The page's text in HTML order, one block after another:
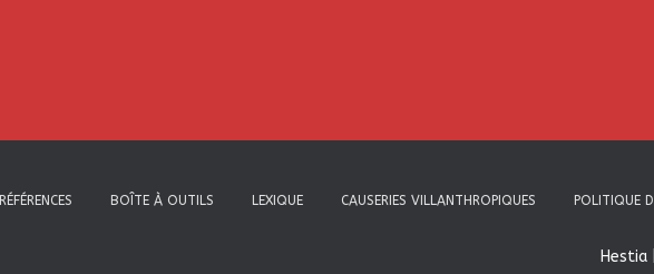
RÉFÉRENCES BOÎTE À OUTILS LEXIQUE CAUSERIES VILLANTHROPIQUES POLITIQUE
Hestia